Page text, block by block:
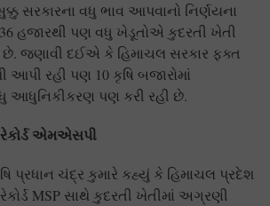
સરકારના વધુ ભાવ આપવાનો નિર્ણયના
હજારથી પણ વધુ ખેડૂતોએ કુદરતી ખેતી
છે. જણાવી દઈએ કે હિમાચલ સરકાર ફક્ત
આપી રહી પણ 10 કૃષિ બજારોમાં
આધુનિકીકરણ પણ કરી રહી છે.
એમએસપી
પ્રધાન ચંદ્ર કુમારે કહ્યું કે હિમાચલ પ્રદેશ
MSP સાથે કુદરતી ખેતીમાં અગ્રણી